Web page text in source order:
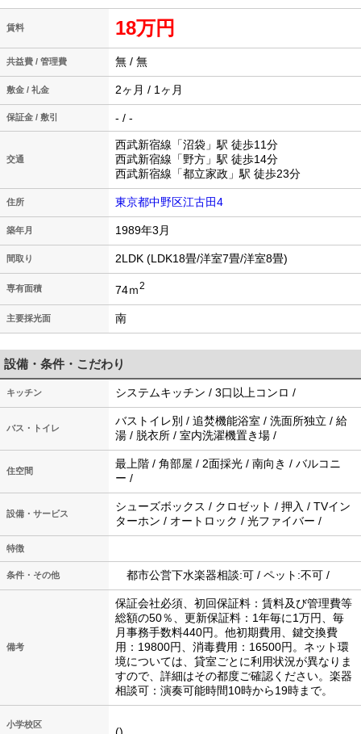
賃料 18万円
共益費 / 管理費 無 / 無
敷金 / 礼金 2ヶ月 / 1ヶ月
保証金 / 敷引 - / -
交通
西武新宿線「沼袋」駅 徒歩11分
西武新宿線「野方」駅 徒歩14分
西武新宿線「都立家政」駅 徒歩23分
住所 東京都中野区江古田4
築年月 1989年3月
間取り 2LDK (LDK18畳/洋室7畳/洋室8畳)
専有面積 74ｍ2
主要採光面 南
設備・条件・こだわり
キッチン システムキッチン / 3口以上コンロ /
バス・トイレ
バストイレ別 / 追焚機能浴室 / 洗面所独立 / 給
湯 / 脱衣所 / 室内洗濯機置き場 /
住空間
最上階 / 角部屋 / 2面採光 / 南向き / バルコニ
ー /
設備・サービス
シューズボックス / クロゼット / 押入 / TVイン
ターホン / オートロック / 光ファイバー /
特徴
条件・その他 都市公営下水楽器相談:可 / ペット:不可 /
備考
保証会社必須、初回保証料：賃料及び管理費等
総額の50％、更新保証料：1年毎に1万円、毎
月事務手数料440円。他初期費用、鍵交換費
用：19800円、消毒費用：16500円。ネット環
境については、貸室ごとに利用状況が異なりま
すので、詳細はその都度ご確認ください。楽器
相談可：演奏可能時間10時から19時まで。
小学校区